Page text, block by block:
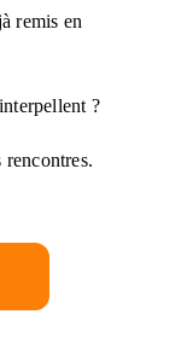
remis en
?
rencontres.